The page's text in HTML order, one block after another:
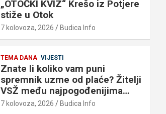
„OTOČKI KVIZ“ Krešo iz Potjere
stiže u Otok
7 kolovoza, 2026 Budica Info
TEMA DANA VIJESTI
Znate li koliko vam puni
spremnik uzme od plaće? Žitelji
VSŽ među najpogođenijima…
7 kolovoza, 2026 Budica Info